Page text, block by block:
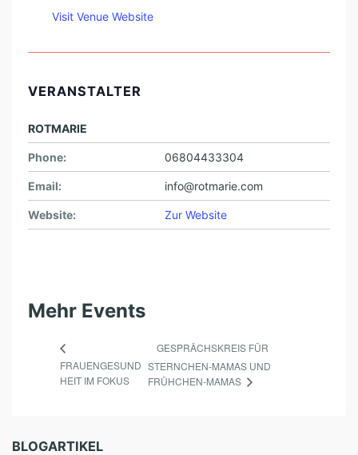
Visit Venue Website
VERANSTALTER
ROTMARIE
Phone: 06804433304
Email: info@rotmarie.com
Website: Zur Website
Mehr Events
FRAUENGESUND
HEIT IM FOKUS
GESPRÄCHSKREIS FÜR
STERNCHEN-MAMAS UND
FRÜHCHEN-MAMAS
BLOGARTIKEL